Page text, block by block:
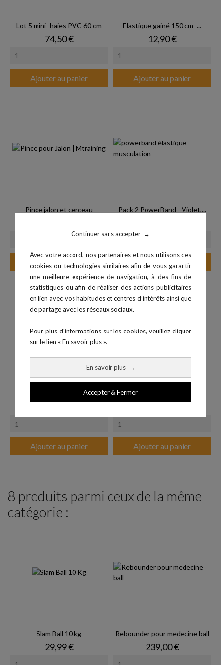
Continuer sans accepter →
Avec votre accord, nos partenaires et nous utilisons des
cookies ou technologies similaires afin de vous garantir
une meilleure expérience de navigation, à des fins de
statistiques ou afin de réaliser des actions publicitaires
en lien avec vos habitudes et centres d’intérêts ainsi que
de partage avec les réseaux sociaux.
Pour plus d'informations sur les cookies, veuillez cliquer
sur le lien « En savoir plus ».
En savoir plus →
Accepter & Fermer
Lot 5 mini- haies PVC 60 cm
Prix
74,50 €
Ajouter au panier
Elastique gainé 150 cm -...
Prix
12,90 €
Ajouter au panier
Pince jalon et cerceau
Ajouter au panier
Pack 2 PowerBand - Violet,...
Ajouter au panier
Ajouter au panier
Bâton de massage 46 cm
Ajouter au panier
-30%
8 produits parmi ceux de la même
catégorie :
Slam Ball 10 kg
Prix
29,99 €
Rebounder pour medecine ball
Prix
239,00 €